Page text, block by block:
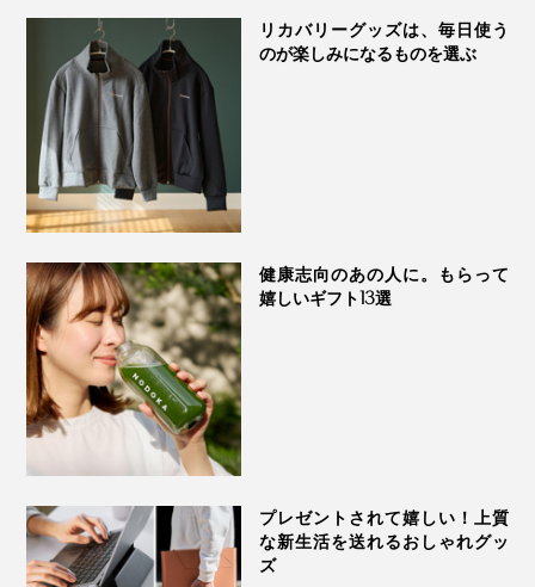
が吸盤になっているので、壁にペタッと貼ることもでき
ます。
水を吸わない素材なので、お手入れもラクラク。毎日使
って、使い終わったら吊るすを繰り返せば、カビがはえ
ください。ピンが変形する場合があります。
素材の性質上、本体の色の変化があります。
リカバリーグッズは、毎日使う
のが楽しみになるものを選ぶ
健康志向のあの人に。もらって
嬉しいギフト13選
プレゼントされて嬉しい！上質
な新生活を送れるおしゃれグッ
ズ